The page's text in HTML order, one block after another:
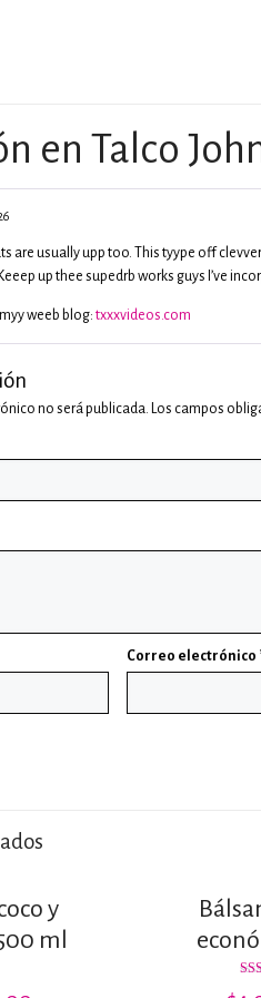
enTalco
are usually upp too. This tyype off
up thee supedrb works guys I’ve
weeb blog:txxxvideos.com
no será publicada. Los campos
Correo electrónico
y
ml